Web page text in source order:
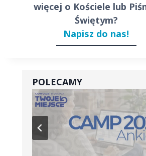
więcej o Kościele lub
Świętym?
Napisz do nas!
POLECAMY